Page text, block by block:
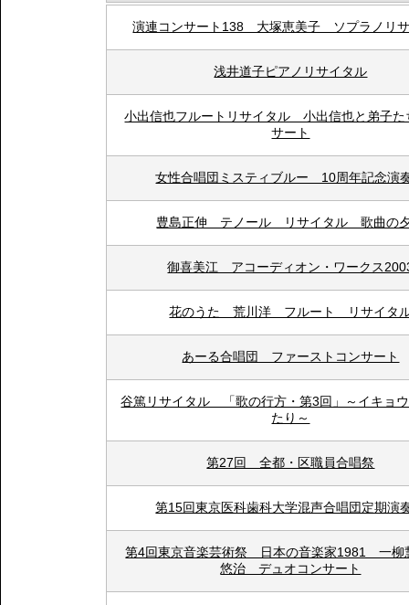
演連コンサート138 大塚恵美子 ソプラノリ
浅井道子ピアノリサイタル
小出信也フルートリサイタル 小出信也と弟子た
サート
女性合唱団ミスティブルー 10周年記念演
豊島正伸 テノール リサイタル 歌曲の
御喜美江 アコーディオン・ワークス
花のうた 荒川洋 フルート リサイタ
あーる合唱団 ファーストコンサート
谷篤リサイタル 「歌の行方・第3回」～イキョ
たり～
第27回 全都・区職員合唱祭
第15回東京医科歯科大学混声合唱団定期演
第4回東京音楽芸術祭 日本の音楽家1981 一柳
悠治 デュオコンサート